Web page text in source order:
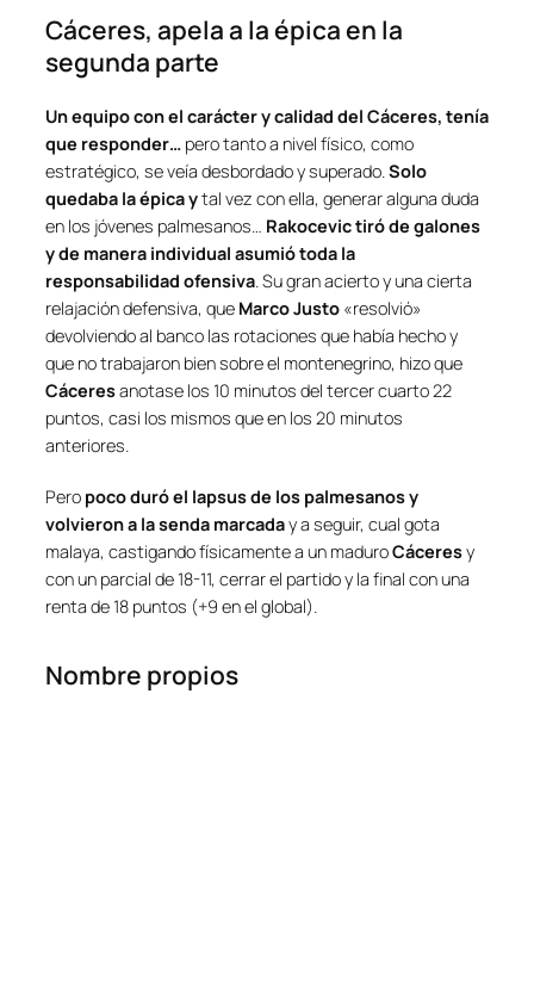
Cáceres, apela a la épica en la
segunda parte
Un equipo con el carácter y calidad del Cáceres, tenía
que responder… pero tanto a nivel físico, como
estratégico, se veía desbordado y superado. Solo
quedaba la épica ytal vez con ella, generar alguna duda
en los jóvenes palmesanos… Rakocevic tiró de galones
y de manera individual asumió toda la
responsabilidad ofensiva . Su gran acierto y una cierta
relajación defensiva, que Marco Justo «resolvió»
devolviendo al banco las rotaciones que había hecho y
que no trabajaron bien sobre el montenegrino, hizo que
Cáceresanotase los 10 minutos del tercer cuarto 22
puntos, casi los mismos que en los 20 minutos
anteriores.
Pero poco duró el lapsus de los palmesanos y
volvieron a la senda marcaday a seguir, cual gota
malaya, castigando físicamente a un maduroCáceresy
con un parcial de 18-11, cerrar el partido y la final con una
renta de 18 puntos (+9 en el global).
Nombre propios